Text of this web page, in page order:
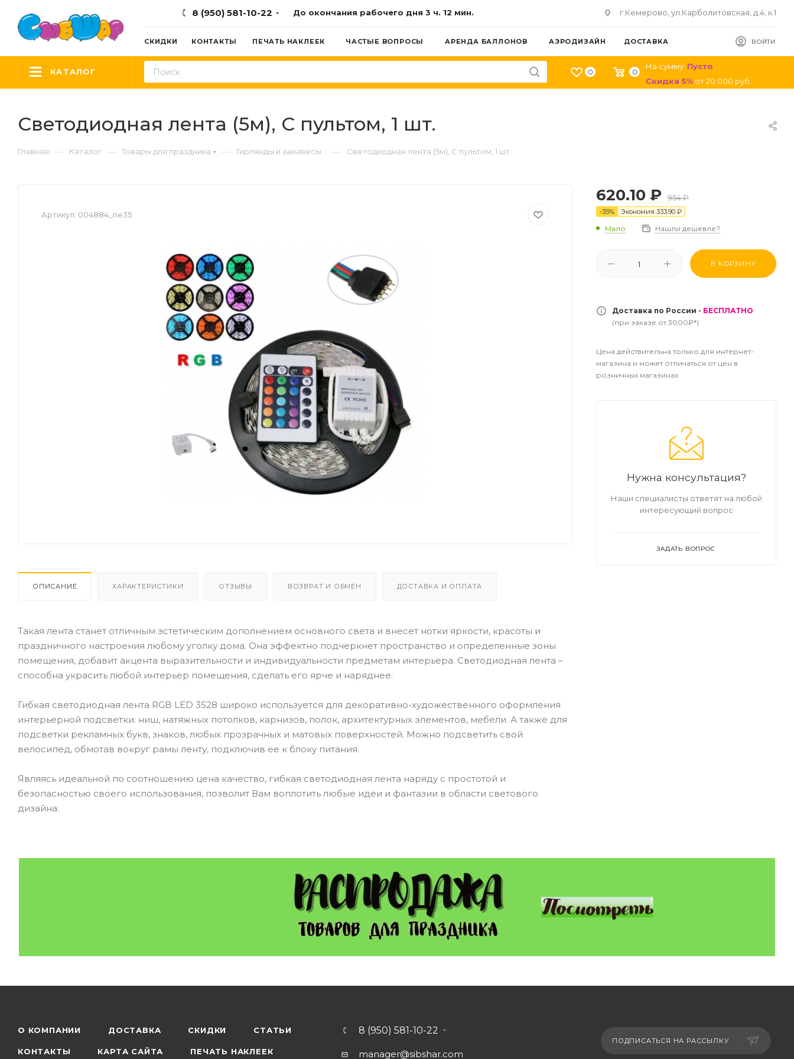
8 (950) 581-10-22 До окончания рабочего дня 3 ч. 12 мин. г.Кемерово, ул.Карболитовская, д.4, к.1
ВОЙТИ
СКИДКИ КОНТАКТЫ ПЕЧАТЬ НАКЛЕЕК ЧАСТЫЕ ВОПРОСЫ АРЕНДА БАЛЛОНОВ АЭРОДИЗАЙН ДОСТАВКА
0 0
На сумму: Пусто
Скидка 5% от20 000 руб.
КАТАЛОГ
Светодиодная лента (5м), С пультом, 1 шт.
Главная — Каталог — Товары для праздника — Гирлянды и занавесы — Светодиодная лента (5м), С пультом, 1 шт.
Артикул: 004884_ne35
ОПИСАНИЕ ХАРАКТЕРИСТИКИ ОТЗЫВЫ ВОЗВРАТ И ОБМЕН ДОСТАВКА И ОПЛАТА
Такая лента станет отличным эстетическим дополнением основного света и внесет нотки яркости, красоты и
праздничного настроения любому уголку дома. Она эффектно подчеркнет пространство и определенные зоны
помещения, добавит акцента выразительности и индивидуальности предметам интерьера. Светодиодная лента –
способна украсить любой интерьер помещения, сделать его ярче и наряднее.
Гибкая светодиодная лента RGB LED 3528 широко используется для декоративно-художественного оформления
интерьерной подсветки: ниш, натяжных потолков, карнизов, полок, архитектурных элементов, мебели. А также для
подсветки рекламных букв, знаков, любых прозрачных и матовых поверхностей. Можно подсветить свой
велосипед, обмотав вокруг рамы ленту, подключив ее к блоку питания.
Являясь идеальной по соотношению цена качество, гибкая светодиодная лента наряду с простотой и
безопасностью своего использования, позволит Вам воплотить любые идеи и фантазии в области светового
дизайна.
620.10 ₽ 954₽
-35% Экономия 333.90 ₽
Мало Нашли дешевле?
В КОРЗИНУ
Доставка по России - БЕСПЛАТНО
(при заказе от 3000₽*)
Цена действительна только для интернет-
магазина и может отличаться от цен в
розничных магазинах
Нужна консультация?
Наши специалисты ответят на любой
интересующий вопрос
ЗАДАТЬ ВОПРОС
О КОМПАНИИ ДОСТАВКА СКИДКИ СТАТЬИ
КОНТАКТЫ КАРТА САЙТА ПЕЧАТЬ НАКЛЕЕК
8 (950) 581-10-22
manager@sibshar.com
ПОДПИСАТЬСЯ НА РАССЫЛКУ